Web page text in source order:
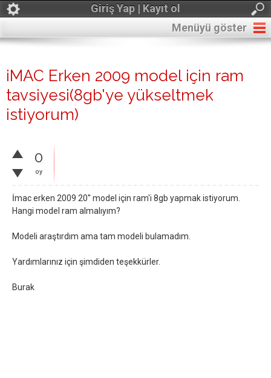
Giriş Yap | Kayıt ol
Menüyü göster
iMAC Erken 2009 model için ram
tavsiyesi(8gb'ye yükseltmek
istiyorum)
0
oy
İmac erken 2009 20'' model için ram'i 8gb yapmak istiyorum.
Hangi model ram almalıyım?
Modeli araştırdım ama tam modeli bulamadım.
Yardımlarınız için şimdiden teşekkürler.
Burak